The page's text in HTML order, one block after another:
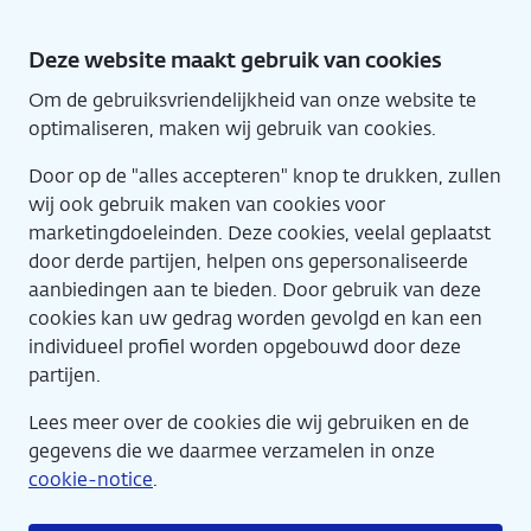
hoofdinhoud
Deze website maakt gebruik van cookies
Om de gebruiksvriendelijkheid van onze website te
optimaliseren, maken wij gebruik van cookies.
Door op de "alles accepteren" knop te drukken, zullen
wij ook gebruik maken van cookies voor
marketingdoeleinden. Deze cookies, veelal geplaatst
door derde partijen, helpen ons gepersonaliseerde
aanbiedingen aan te bieden. Door gebruik van deze
cookies kan uw gedrag worden gevolgd en kan een
individueel profiel worden opgebouwd door deze
partijen.
Lees meer over de cookies die wij gebruiken en de
gegevens die we daarmee verzamelen in onze
cookie-notice.
Agenda